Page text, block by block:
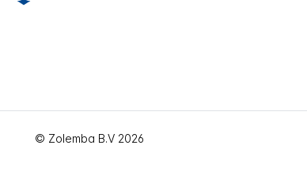
© Zolemba B.V 2026